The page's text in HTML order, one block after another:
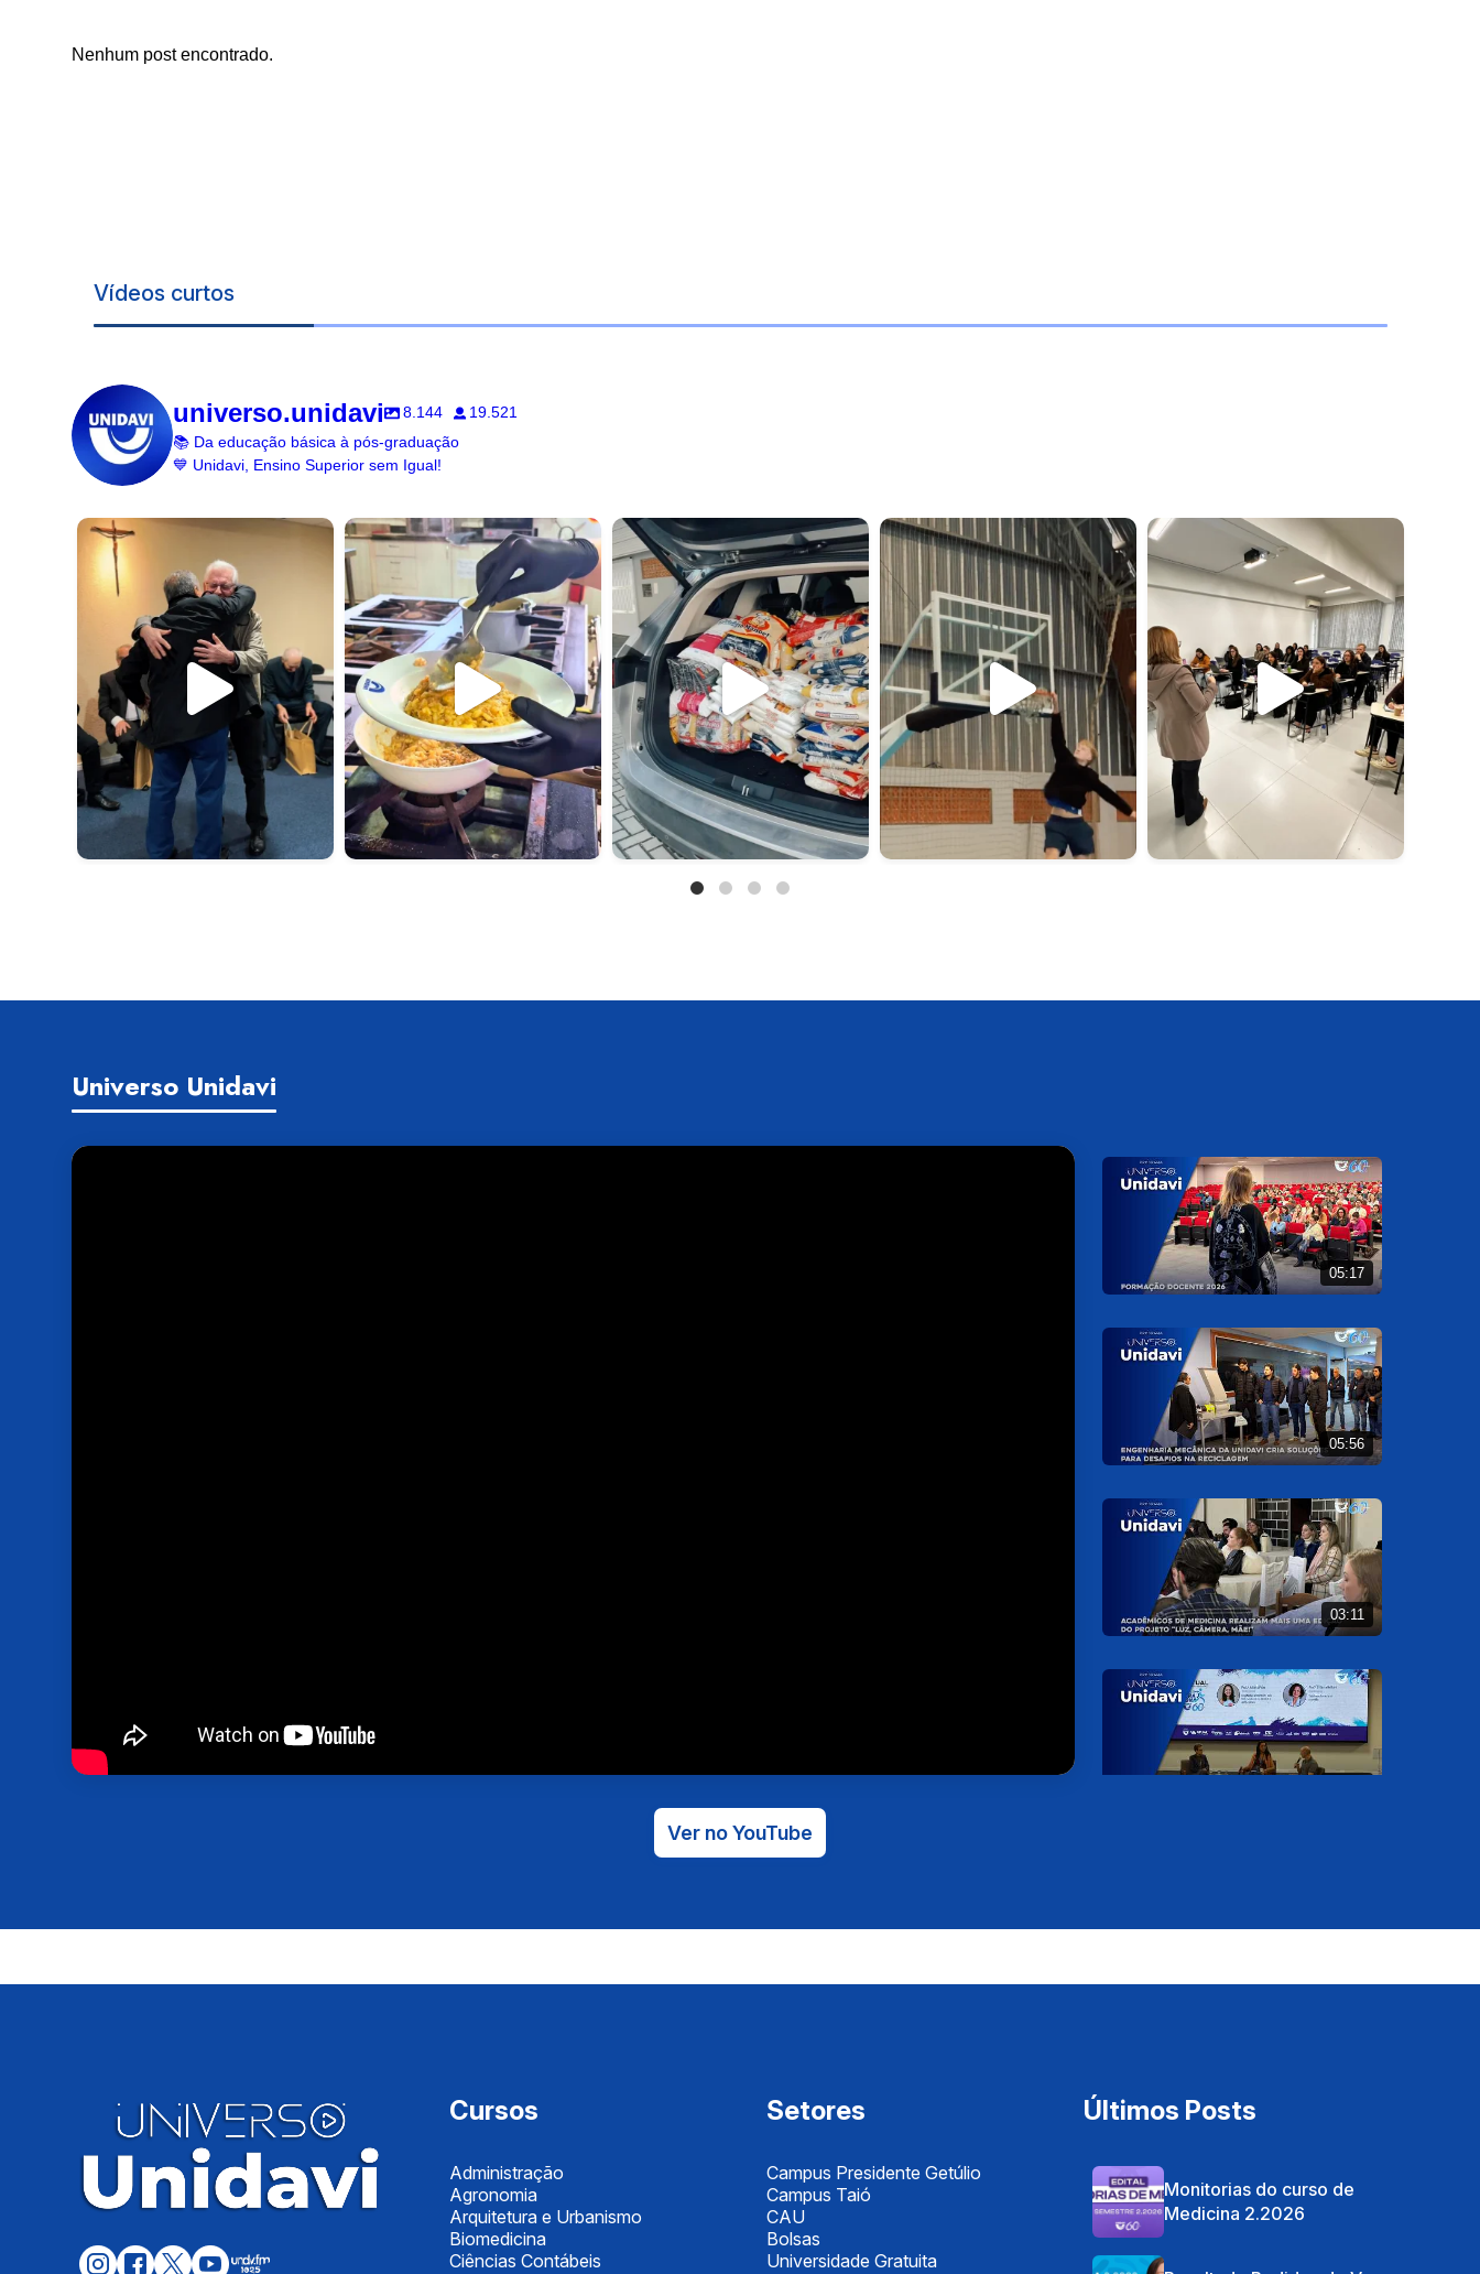
Nenhum post encontrado.
Vídeos curtos
universo.unidavi 8.144
19.521
📚 Da educação básica à pós-graduação
💙 Unidavi, Ensino Superior sem Igual!
universo.unidavi
universo.unidavi
Jul 14
universo.unidavi
Jul 14
universo.unidavi
Jul 13
universo.unidavi
Jul 13
Universo Unidavi
05:17
05:56
03:11
Ver no YouTube
Cursos
Administração
Agronomia
Arquitetura e Urbanismo
Biomedicina
Ciências Contábeis
Setores
Campus Presidente Getúlio
Campus Taió
CAU
Bolsas
Universidade Gratuita
Últimos Posts
Monitorias do curso de
Medicina 2.2026